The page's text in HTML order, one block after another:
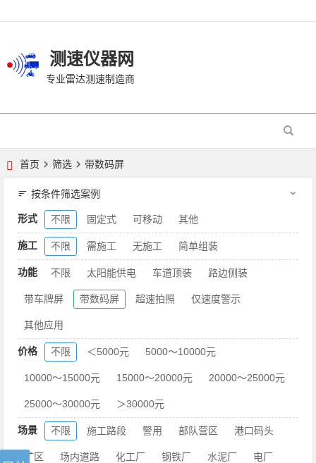
测速仪器网
专业雷达测速制造商
首页 筛选 带数码屏
按条件筛选案例
形式 不限 固定式 可移动 其他
施工 不限 需施工 无施工 简单组装
功能 不限 太阳能供电 车道顶装 路边侧装
带车牌屏 带数码屏 超速拍照 仅速度警示
其他应用
价格 不限 ＜5000元 5000～10000元
10000～15000元 15000～20000元 20000～25000元
25000～30000元 ＞30000元
场景 不限 施工路段 警用 部队营区 港口码头
矿区 场内道路 化工厂 钢铁厂 水泥厂 电厂